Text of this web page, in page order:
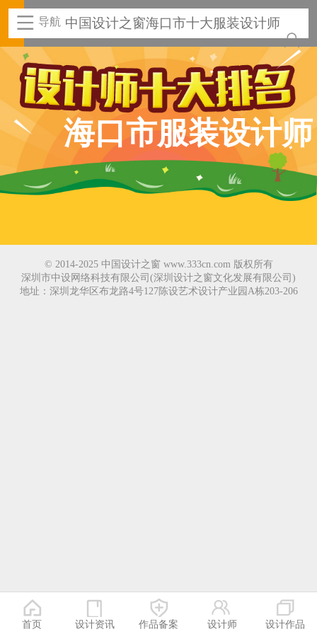
导航 中国设计之窗海口市十大服装设计师
海口市服装设计师
© 2014-2025 中国设计之窗 www.333cn.com 版权所有
深圳市中设网络科技有限公司(深圳设计之窗文化发展有限公司)
地址：深圳龙华区布龙路4号127陈设艺术设计产业园A栋203-206
首页 设计资讯 作品备案 设计师 设计作品